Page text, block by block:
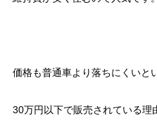
価格も普通車より落ちにくいと
30万円以下で販売されている理